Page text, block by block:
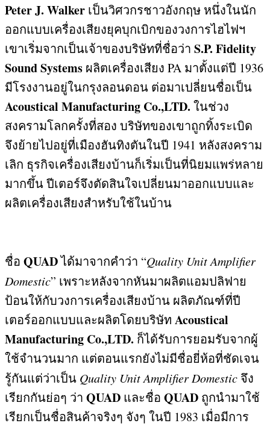
Peter J. Walker เป็นวิศวกรชาวอังกฤษ หนึ่งในนัก
ออกแบบเครื่องเสียงยุคบุกเบิกของวงการไฮไฟฯ
เขาเริ่มจากเป็นเจ้าของบริษัทที่ชื่อว่า S.P. Fidelity
Sound Systems ผลิตเครื่องเสียง PA มาตั้งแต่ปี 1936
มีโรงงานอยู่ในกรุงลอนดอน ต่อมาเปลี่ยนชื่อเป็น
Acoustical Manufacturing Co.,LTD. ในช่วง
สงครามโลกครั้งที่สอง บริษัทของเขาถูกทิ้งระเบิด
จึงย้ายไปอยู่ที่เมืองฮันทิงตันในปี 1941 หลังสงคราม
เลิก ธุรกิจเครื่องเสียงบ้านก็เริ่มเป็นที่นิยมแพร่หลาย
มากขึ้น ปีเตอร์จึงตัดสินใจเปลี่ยนมาออกแบบและ
ผลิตเครื่องเสียงสำหรับใช้ในบ้าน
ชื่อ QUADได้มาจากคำว่า “Quality Unit Amplifier
Domestic” เพราะหลังจากหันมาผลิตแอมปลิฟาย
ป้อนให้กับวงการเครื่องเสียงบ้าน ผลิตภัณฑ์ที่ปี
เตอร์ออกแบบและผลิตโดยบริษัท Acoustical
Manufacturing Co.,LTD. ก็ได้รับการยอมรับจากผู้
ใช้จำนวนมาก แต่ตอนแรกยังไม่มีชื่อยี่ห้อที่ชัดเจน
รู้กันแต่ว่าเป็น Quality Unit Amplifier Domestic จึง
เรียกกันย่อๆ ว่า QUAD และชื่อ QUAD ถูกนำมาใช้
เรียกเป็นชื่อสินค้าจริงๆ จังๆ ในปี 1983 เมื่อมีการ